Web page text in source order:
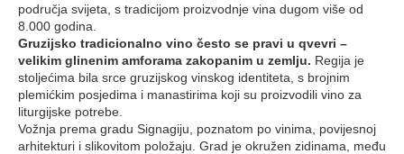
područja svijeta, s tradicijom proizvodnje vina dugom više od
8.000 godina.
Gruzijsko tradicionalno vino često se pravi u qvevri –
velikim glinenim amforama zakopanim u zemlju. Regija je
stoljećima bila srce gruzijskog vinskog identiteta, s brojnim
plemićkim posjedima i manastirima koji su proizvodili vino za
liturgijske potrebe.
Vožnja prema gradu Signagiju, poznatom po vinima, povijesnoj
arhitekturi i slikovitom položaju. Grad je okružen zidinama, među